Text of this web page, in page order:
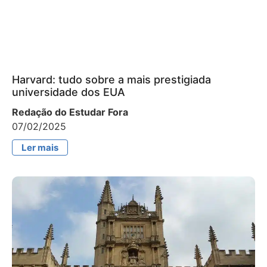
Harvard: tudo sobre a mais prestigiada
universidade dos EUA
Redação do Estudar Fora
07/02/2025
Ler mais